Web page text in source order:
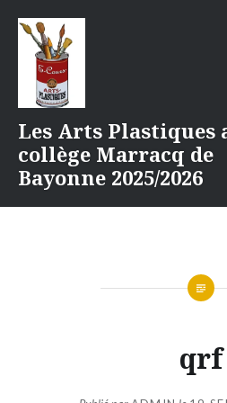
contenu
Les Arts Plastiques
collège Marracq de
Bayonne 2025/2026
qrf